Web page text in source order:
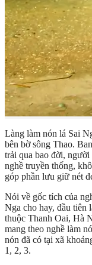
Làng làm nón lá Sai
bên bờ sông Thao.
trải qua bao đời,
nghề truyền thống,
góp phần lưu giữ nét
Nói về gốc tích của
Nga cho hay, đầu tiên
thuộc Thanh Oai, Hà
mang theo nghề làm
nón đã có tại xã
1, 2, 3.